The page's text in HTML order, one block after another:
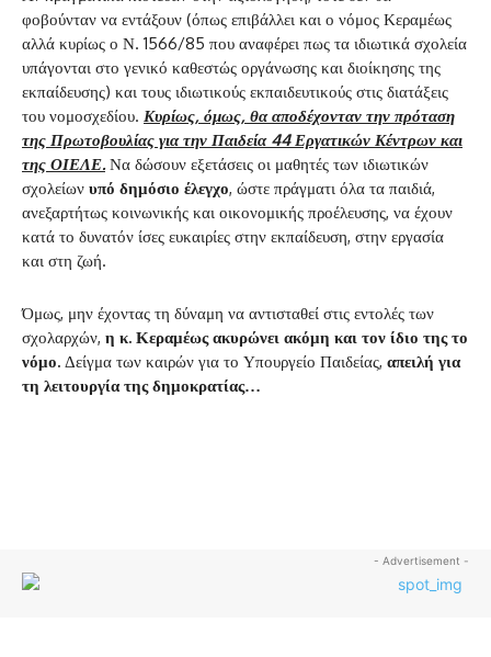
φοβούνταν να εντάξουν (όπως επιβάλλει και ο νόμος Κεραμέως
αλλά κυρίως ο Ν. 1566/85 που αναφέρει πως τα ιδιωτικά σχολεία
υπάγονται στο γενικό καθεστώς οργάνωσης και διοίκησης της
εκπαίδευσης) και τους ιδιωτικούς εκπαιδευτικούς στις διατάξεις
του νομοσχεδίου. Κυρίως, όμως, θα αποδέχονταν την πρόταση
της Πρωτοβουλίας για την Παιδεία 44 Εργατικών Κέντρων και
της ΟΙΕΛΕ.Να δώσουν εξετάσεις οι μαθητές των ιδιωτικών
σχολείων υπό δημόσιο έλεγχο, ώστε πράγματι όλα τα παιδιά,
ανεξαρτήτως κοινωνικής και οικονομικής προέλευσης, να έχουν
κατά το δυνατόν ίσες ευκαιρίες στην εκπαίδευση, στην εργασία
και στη ζωή.
Όμως, μην έχοντας τη δύναμη να αντισταθεί στις εντολές των
σχολαρχών, η κ. Κεραμέως ακυρώνει ακόμη και τον ίδιο της το
νόμο. Δείγμα των καιρών για το Υπουργείο Παιδείας, απειλή για
τη λειτουργία της δημοκρατίας…
- Advertisement -